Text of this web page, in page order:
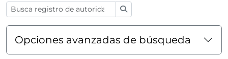
Opciones avanzadas de búsqueda